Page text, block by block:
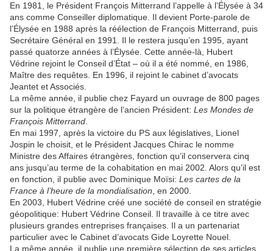
En 1981, le Président François Mitterrand l’appelle à l’Élysée à 34
ans comme Conseiller diplomatique. Il devient Porte-parole de
l’Élysée en 1988 après la réélection de François Mitterrand, puis
Secrétaire Général en 1991. Il le restera jusqu’en 1995, ayant
passé quatorze années à l’Élysée. Cette année-là, Hubert
Védrine rejoint le Conseil d’État – où il a été nommé, en 1986,
Maître des requêtes. En 1996, il rejoint le cabinet d’avocats
Jeantet et Associés.
La même année, il publie chez Fayard un ouvrage de 800 pages
sur la politique étrangère de l’ancien Président: Les Mondes de
François Mitterrand
En mai 1997, après la victoire du PS aux législatives, Lionel
Jospin le choisit, et le Président Jacques Chirac le nomme
Ministre des Affaires étrangères, fonction qu’il conservera cinq
ans jusqu’au terme de la cohabitation en mai 2002. Alors qu’il est
en fonction, il publie avec Dominique Moïsi: Les cartes de la
France à l’heure de la mondialisation , en 2000.
En 2003, Hubert Védrine créé une société de conseil en stratégie
géopolitique: Hubert Védrine Conseil. Il travaille à ce titre avec
plusieurs grandes entreprises françaises. Il a un partenariat
particulier avec le Cabinet d’avocats Gide Loyrette Nouel.
La même année, il publie une première sélection de ses articles